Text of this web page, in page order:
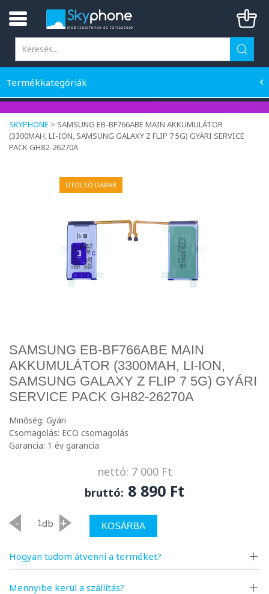
Termékkategóriák
SKYPHONE > SAMSUNG EB-BF766ABE MAIN AKKUMULÁTOR
(3300MAH, LI-ION, SAMSUNG GALAXY Z FLIP 7 5G) GYÁRI SERVICE
PACK GH82-26270A
UTOLSÓ DARAB
SAMSUNG EB-BF766ABE MAIN
AKKUMULÁTOR (3300MAH, LI-ION,
SAMSUNG GALAXY Z FLIP 7 5G) GYÁRI
SERVICE PACK GH82-26270A
Minőség: Gyári
Csomagolás: ECO csomagolás
Garancia: 1 év garancia
nettó: 7 000 Ft
bruttó: 8 890 Ft
- db + KOSÁRBA
Hogyan tudom átvenni a terméket?
Mennyibe kerül a szállítás?